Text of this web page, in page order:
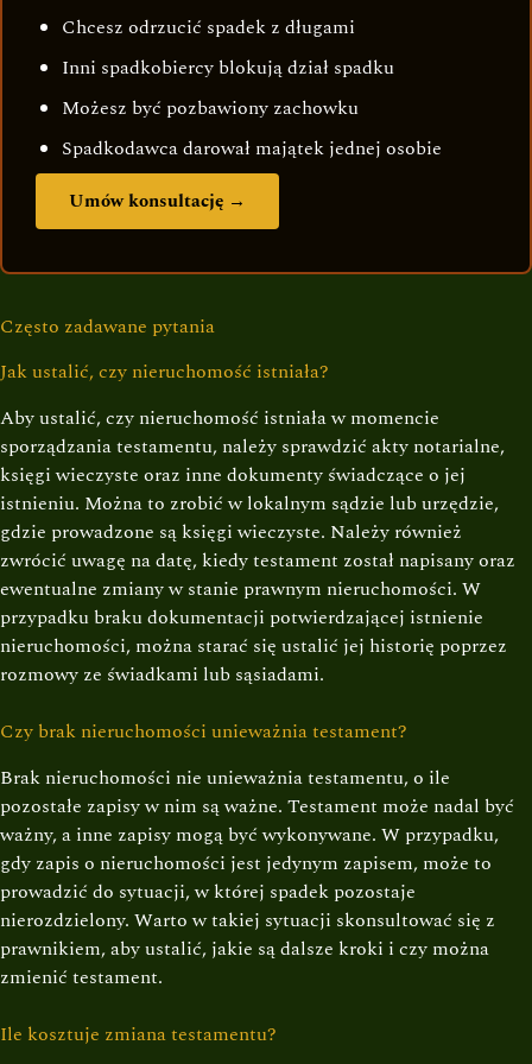
Chcesz odrzucić spadek z długami
Inni spadkobiercy blokują dział spadku
Możesz być pozbawiony zachowku
Spadkodawca darował majątek jednej osobie
Umów konsultację →
Często zadawane pytania
Jak ustalić, czy nieruchomość istniała?
Aby ustalić, czy nieruchomość istniała w momencie
sporządzania testamentu, należy sprawdzić akty notarialne,
księgi wieczyste oraz inne dokumenty świadczące o jej
istnieniu. Można to zrobić w lokalnym sądzie lub urzędzie,
gdzie prowadzone są księgi wieczyste. Należy również
zwrócić uwagę na datę, kiedy testament został napisany oraz
ewentualne zmiany w stanie prawnym nieruchomości. W
przypadku braku dokumentacji potwierdzającej istnienie
nieruchomości, można starać się ustalić jej historię poprzez
rozmowy ze świadkami lub sąsiadami.
Czy brak nieruchomości unieważnia testament?
Brak nieruchomości nie unieważnia testamentu, o ile
pozostałe zapisy w nim są ważne. Testament może nadal być
ważny, a inne zapisy mogą być wykonywane. W przypadku,
gdy zapis o nieruchomości jest jedynym zapisem, może to
prowadzić do sytuacji, w której spadek pozostaje
nierozdzielony. Warto w takiej sytuacji skonsultować się z
prawnikiem, aby ustalić, jakie są dalsze kroki i czy można
zmienić testament.
Ile kosztuje zmiana testamentu?